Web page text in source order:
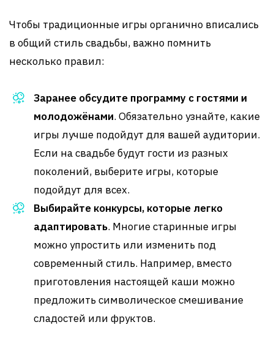
Чтобы традиционные игры органично вписались
в общий стиль свадьбы, важно помнить
несколько правил:
Заранее обсудите программу с гостями и
молодожёнами. Обязательно узнайте, какие
игры лучше подойдут для вашей аудитории.
Если на свадьбе будут гости из разных
поколений, выберите игры, которые
подойдут для всех.
Выбирайте конкурсы, которые легко
адаптировать. Многие старинные игры
можно упростить или изменить под
современный стиль. Например, вместо
приготовления настоящей каши можно
предложить символическое смешивание
сладостей или фруктов.